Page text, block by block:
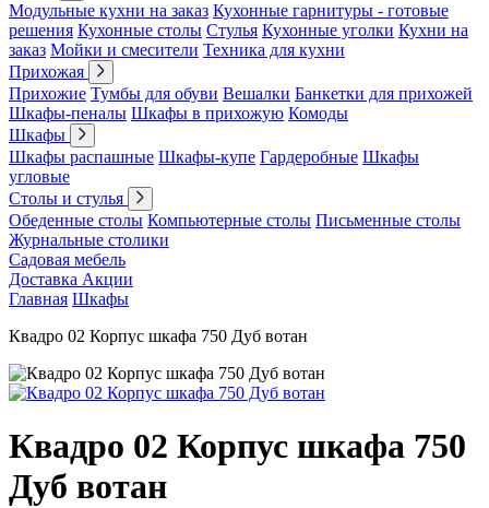
Модульные кухни на заказ Кухонные гарнитуры - готовые
решения Кухонные столы Стулья Кухонные уголки Кухни на
заказ Мойки и смесители Техника для кухни
Прихожая
Прихожие Тумбы для обуви Вешалки Банкетки для прихожей
Шкафы-пеналы Шкафы в прихожую Комоды
Шкафы
Шкафы распашные Шкафы-купе Гардеробные Шкафы
угловые
Столы и стулья
Обеденные столы Компьютерные столы Письменные столы
Журнальные столики
Садовая мебель
Доставка Акции
Главная Шкафы
Квадро 02 Корпус шкафа 750 Дуб вотан
Квадро 02 Корпус шкафа 750
Дуб вотан